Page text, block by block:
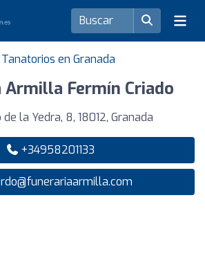
Tanatorios en Granada
Armilla Fermín Criado
de la Yedra, 8, 18012, Granada
+34958201133